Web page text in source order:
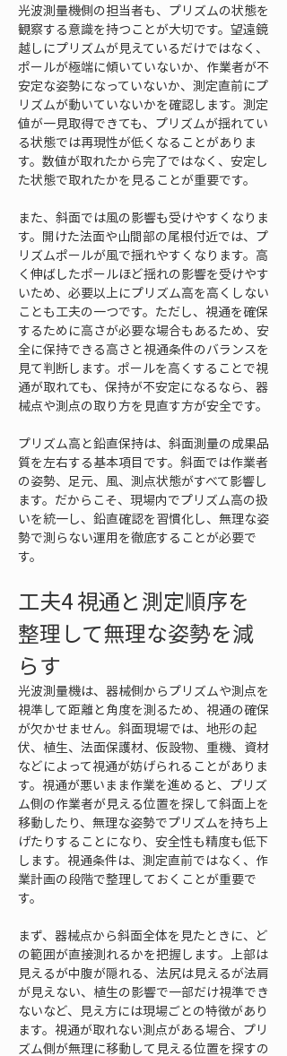
光波測量機側の担当者も、プリズムの状態を
観察する意識を持つことが大切です。望遠鏡
越しにプリズムが見えているだけではなく、
ポールが極端に傾いていないか、作業者が不
安定な姿勢になっていないか、測定直前にプ
リズムが動いていないかを確認します。測定
値が一見取得できても、プリズムが揺れてい
る状態では再現性が低くなることがありま
す。数値が取れたから完了ではなく、安定し
た状態で取れたかを見ることが重要です。
また、斜面では風の影響も受けやすくなりま
す。開けた法面や山間部の尾根付近では、プ
リズムポールが風で揺れやすくなります。高
く伸ばしたポールほど揺れの影響を受けやす
いため、必要以上にプリズム高を高くしない
ことも工夫の一つです。ただし、視通を確保
するために高さが必要な場合もあるため、安
全に保持できる高さと視通条件のバランスを
見て判断します。ポールを高くすることで視
通が取れても、保持が不安定になるなら、器
械点や測点の取り方を見直す方が安全です。
プリズム高と鉛直保持は、斜面測量の成果品
質を左右する基本項目です。斜面では作業者
の姿勢、足元、風、測点状態がすべて影響し
ます。だからこそ、現場内でプリズム高の扱
いを統一し、鉛直確認を習慣化し、無理な姿
勢で測らない運用を徹底することが必要で
す。
工夫4 視通と測定順序を
整理して無理な姿勢を減
らす
光波測量機は、器械側からプリズムや測点を
視準して距離と角度を測るため、視通の確保
が欠かせません。斜面現場では、地形の起
伏、植生、法面保護材、仮設物、重機、資材
などによって視通が妨げられることがありま
す。視通が悪いまま作業を進めると、プリズ
ム側の作業者が見える位置を探して斜面上を
移動したり、無理な姿勢でプリズムを持ち上
げたりすることになり、安全性も精度も低下
します。視通条件は、測定直前ではなく、作
業計画の段階で整理しておくことが重要で
す。
まず、器械点から斜面全体を見たときに、ど
の範囲が直接測れるかを把握します。上部は
見えるが中腹が隠れる、法尻は見えるが法肩
が見えない、植生の影響で一部だけ視準でき
ないなど、見え方には現場ごとの特徴があり
ます。視通が取れない測点がある場合、プリ
ズム側が無理に移動して見える位置を探すの